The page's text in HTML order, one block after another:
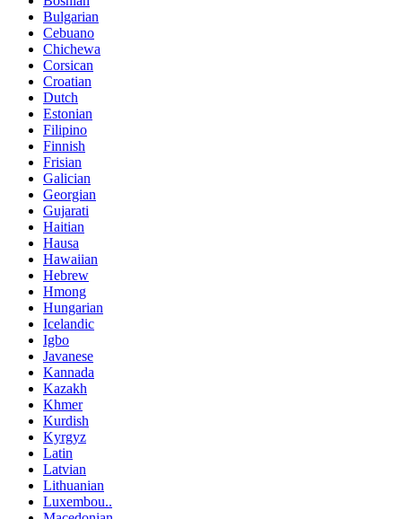
Bulgarian
Cebuano
Chichewa
Corsican
Croatian
Dutch
Estonian
Filipino
Finnish
Frisian
Galician
Georgian
Gujarati
Haitian
Hausa
Hawaiian
Hebrew
Hmong
Hungarian
Icelandic
Igbo
Javanese
Kannada
Kazakh
Khmer
Kurdish
Kyrgyz
Latin
Latvian
Lithuanian
Luxembou..